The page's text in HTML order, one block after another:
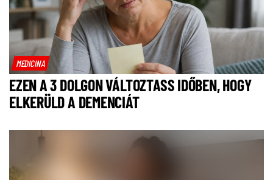
MEDICINA
EZEN A 3 DOLGON VÁLTOZTASS IDŐBEN, HOGY
ELKERÜLD A DEMENCIÁT